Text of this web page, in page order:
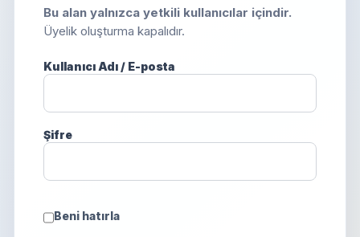
Bu alan yalnızca yetkili kullanıcılar içindir.
Üyelik oluşturma kapalıdır.
Kullanıcı Adı / E-posta
Şifre
Beni hatırla